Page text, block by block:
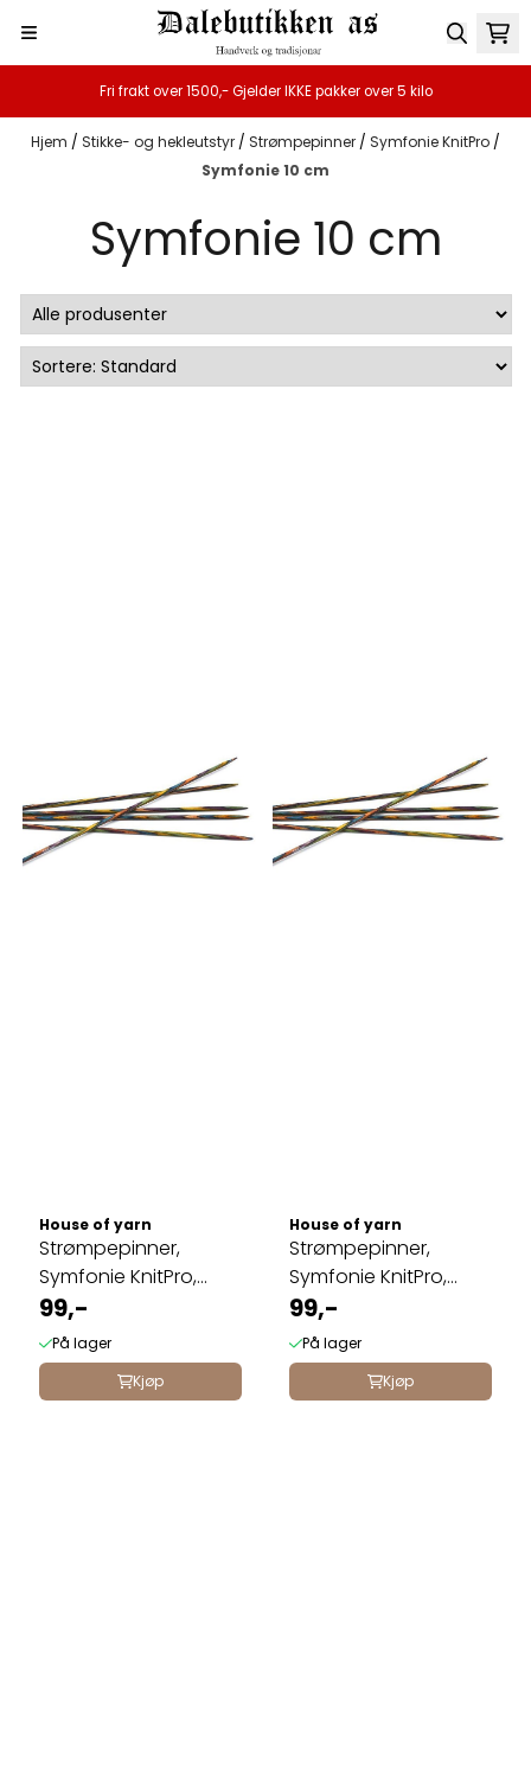
Hopp til innhold
Fri frakt over 1500,- Gjelder IKKE pakker over 5 kilo
Hjem / Stikke- og hekleutstyr / Strømpepinner / Symfonie KnitPro /
Symfonie 10 cm
Symfonie 10 cm
House of yarn
Strømpepinner,
Symfonie KnitPro,
10cm 2,0mm
99,-
På lager
Kjøp
House of yarn
Strømpepinner,
Symfonie KnitPro,
10cm 3,0mm
99,-
På lager
Kjøp